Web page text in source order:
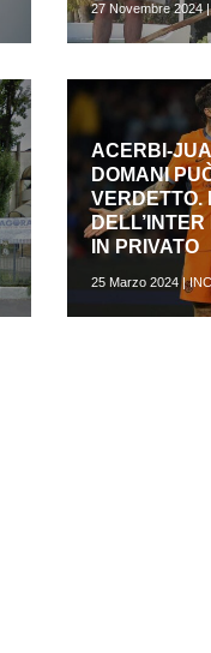
27 Novembre 2024
ACERBI-
DOMANI
VERDETTO.
IN PRIVATO
25 Marzo 2024 |